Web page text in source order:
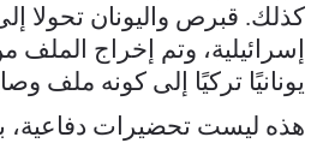
كذلك. قبرص واليونان تحولا
إسرائيلية، وتم إخراج الملف
يونانيًا تركيًا إلى كونه ملف
هذه ليست تحضيرات دفاعية،